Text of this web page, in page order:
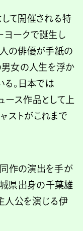
て開催される特
ヨークで誕生し
の俳優が手紙の
男女の人生を浮か
る。日本では
ース作品として上
ストがこれまで
作の演出を手が
城県出身の千葉雄
人公を演じる伊